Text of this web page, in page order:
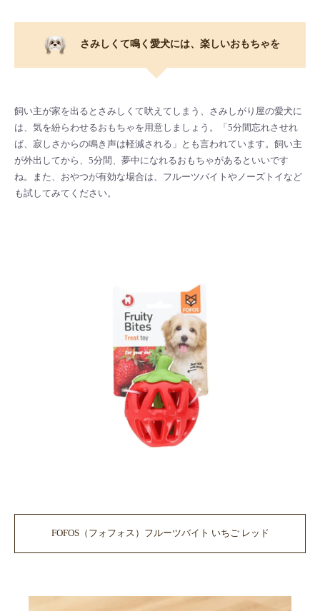
さみしくて鳴く愛犬には、楽しいおもちゃを
飼い主が家を出るとさみしくて吠えてしまう、さみしがり屋の愛犬に
は、気を紛らわせるおもちゃを用意しましょう。「5分間忘れさせれ
ば、寂しさからの鳴き声は軽減される」とも言われています。飼い主
が外出してから、5分間、夢中になれるおもちゃがあるといいです
ね。また、おやつが有効な場合は、フルーツバイトやノーズトイなど
も試してみてください。
FOFOS（フォフォス）フルーツバイト いちご レッド